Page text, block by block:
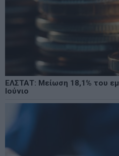
ΕΛΣΤΑΤ: Μείωση 18,1% του
Ιούνιο